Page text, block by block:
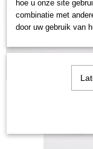
hoe u onze site
combinatie met
door uw gebruik van